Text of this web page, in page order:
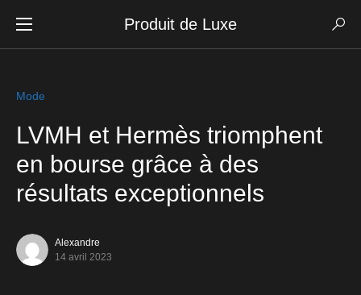
Produit de Luxe
Mode
LVMH et Hermès triomphent
en bourse grâce à des
résultats exceptionnels
Alexandre
14 avril 2023